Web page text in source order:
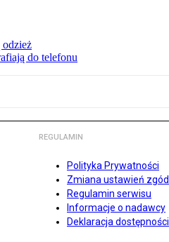
odzież
do telefonu
REGULAMIN
Polityka Prywatności
Zmiana ustawień zgód
Regulamin serwisu
Informacje o nadawcy
Deklaracja dostępności